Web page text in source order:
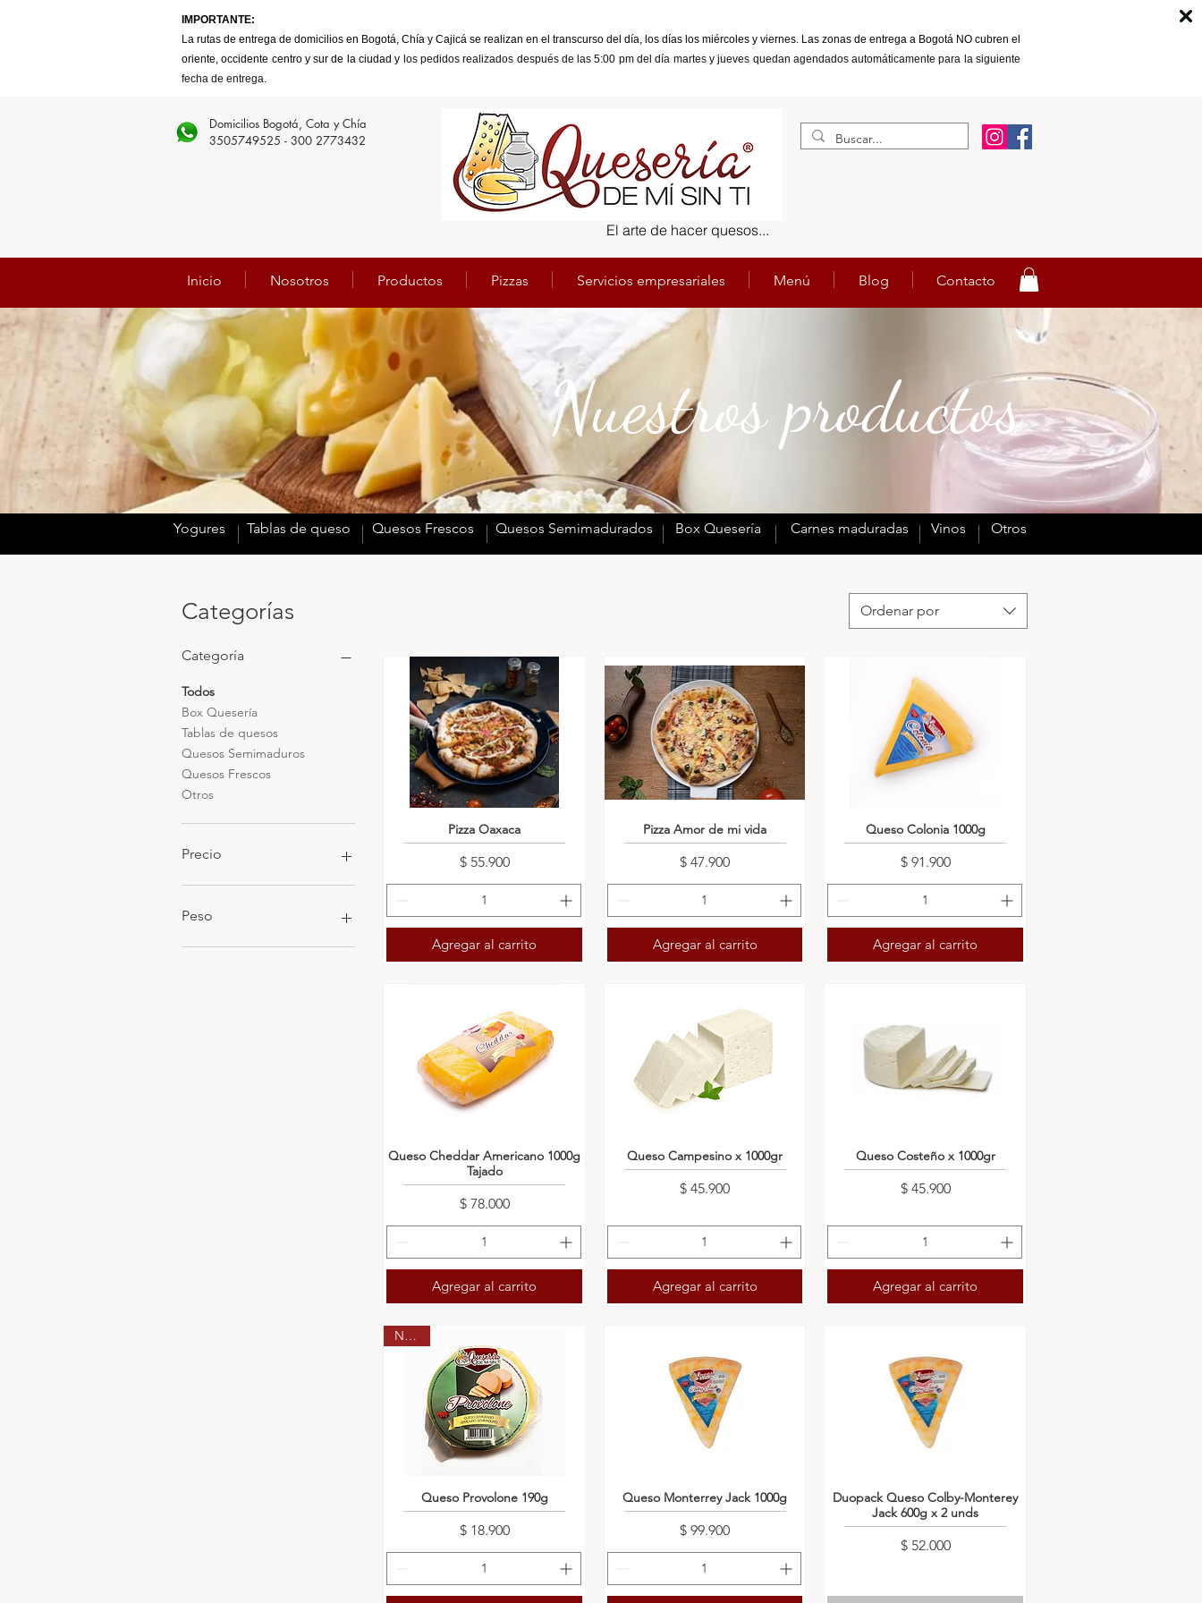
IMPORTANTE:
La rutas de entrega de domicilios en Bogotá, Chía y Cajicá se realizan en el transcurso del día, los días los miércoles y viernes. Las zonas de entrega a Bogotá NO cubren el
oriente, occidente centro y sur de la ciudad y l os pedidos realizados después de las 5:00 pm del día martes y jueves quedan agendados automáticamente para la siguiente
fecha de entrega.
Domicilios Bogotá, Cota y Chía
3505749525 - 300 2773432
El arte de hacer quesos...
Inicio Nosotros Productos Pizzas Servicios empresariales Menú Blog Contacto
Nuestros productos
Yogures Tablas de queso Quesos Frescos Quesos Semimadurados Box Quesería Carnes maduradas Vinos Otros
Categorías
Categoría
Todos
Box Quesería
Tablas de quesos
Quesos Semimaduros
Quesos Frescos
Otros
Precio
Peso
1000 gr
Ordenar por
Pizza Oaxaca
Precio
$ 55.900
Agregar al carrito
Pizza Amor de mi vida
Precio
$ 47.900
Agregar al carrito
Queso Colonia 1000g
Precio
$ 91.900
Agregar al carrito
Queso Cheddar Americano 1000g
Tajado
Precio
$ 78.000
Agregar al carrito
Queso Campesino x 1000gr
Precio
$ 45.900
Agregar al carrito
Queso Costeño x 1000gr
Precio
$ 45.900
Agregar al carrito
Nuevo
Queso Provolone 190g
Precio
$ 18.900
Queso Monterrey Jack 1000g
Precio
$ 99.900
Duopack Queso Colby-Monterey
Jack 600g x 2 unds
Precio
$ 52.000